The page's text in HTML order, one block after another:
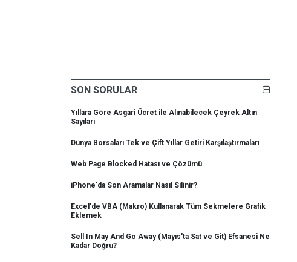
SON SORULAR
Yıllara Göre Asgari Ücret ile Alınabilecek Çeyrek Altın
Sayıları
Dünya Borsaları Tek ve Çift Yıllar Getiri Karşılaştırmaları
Web Page Blocked Hatası ve Çözümü
iPhone'da Son Aramalar Nasıl Silinir?
Excel'de VBA (Makro) Kullanarak Tüm Sekmelere Grafik
Eklemek
Sell In May And Go Away (Mayıs'ta Sat ve Git) Efsanesi Ne
Kadar Doğru?